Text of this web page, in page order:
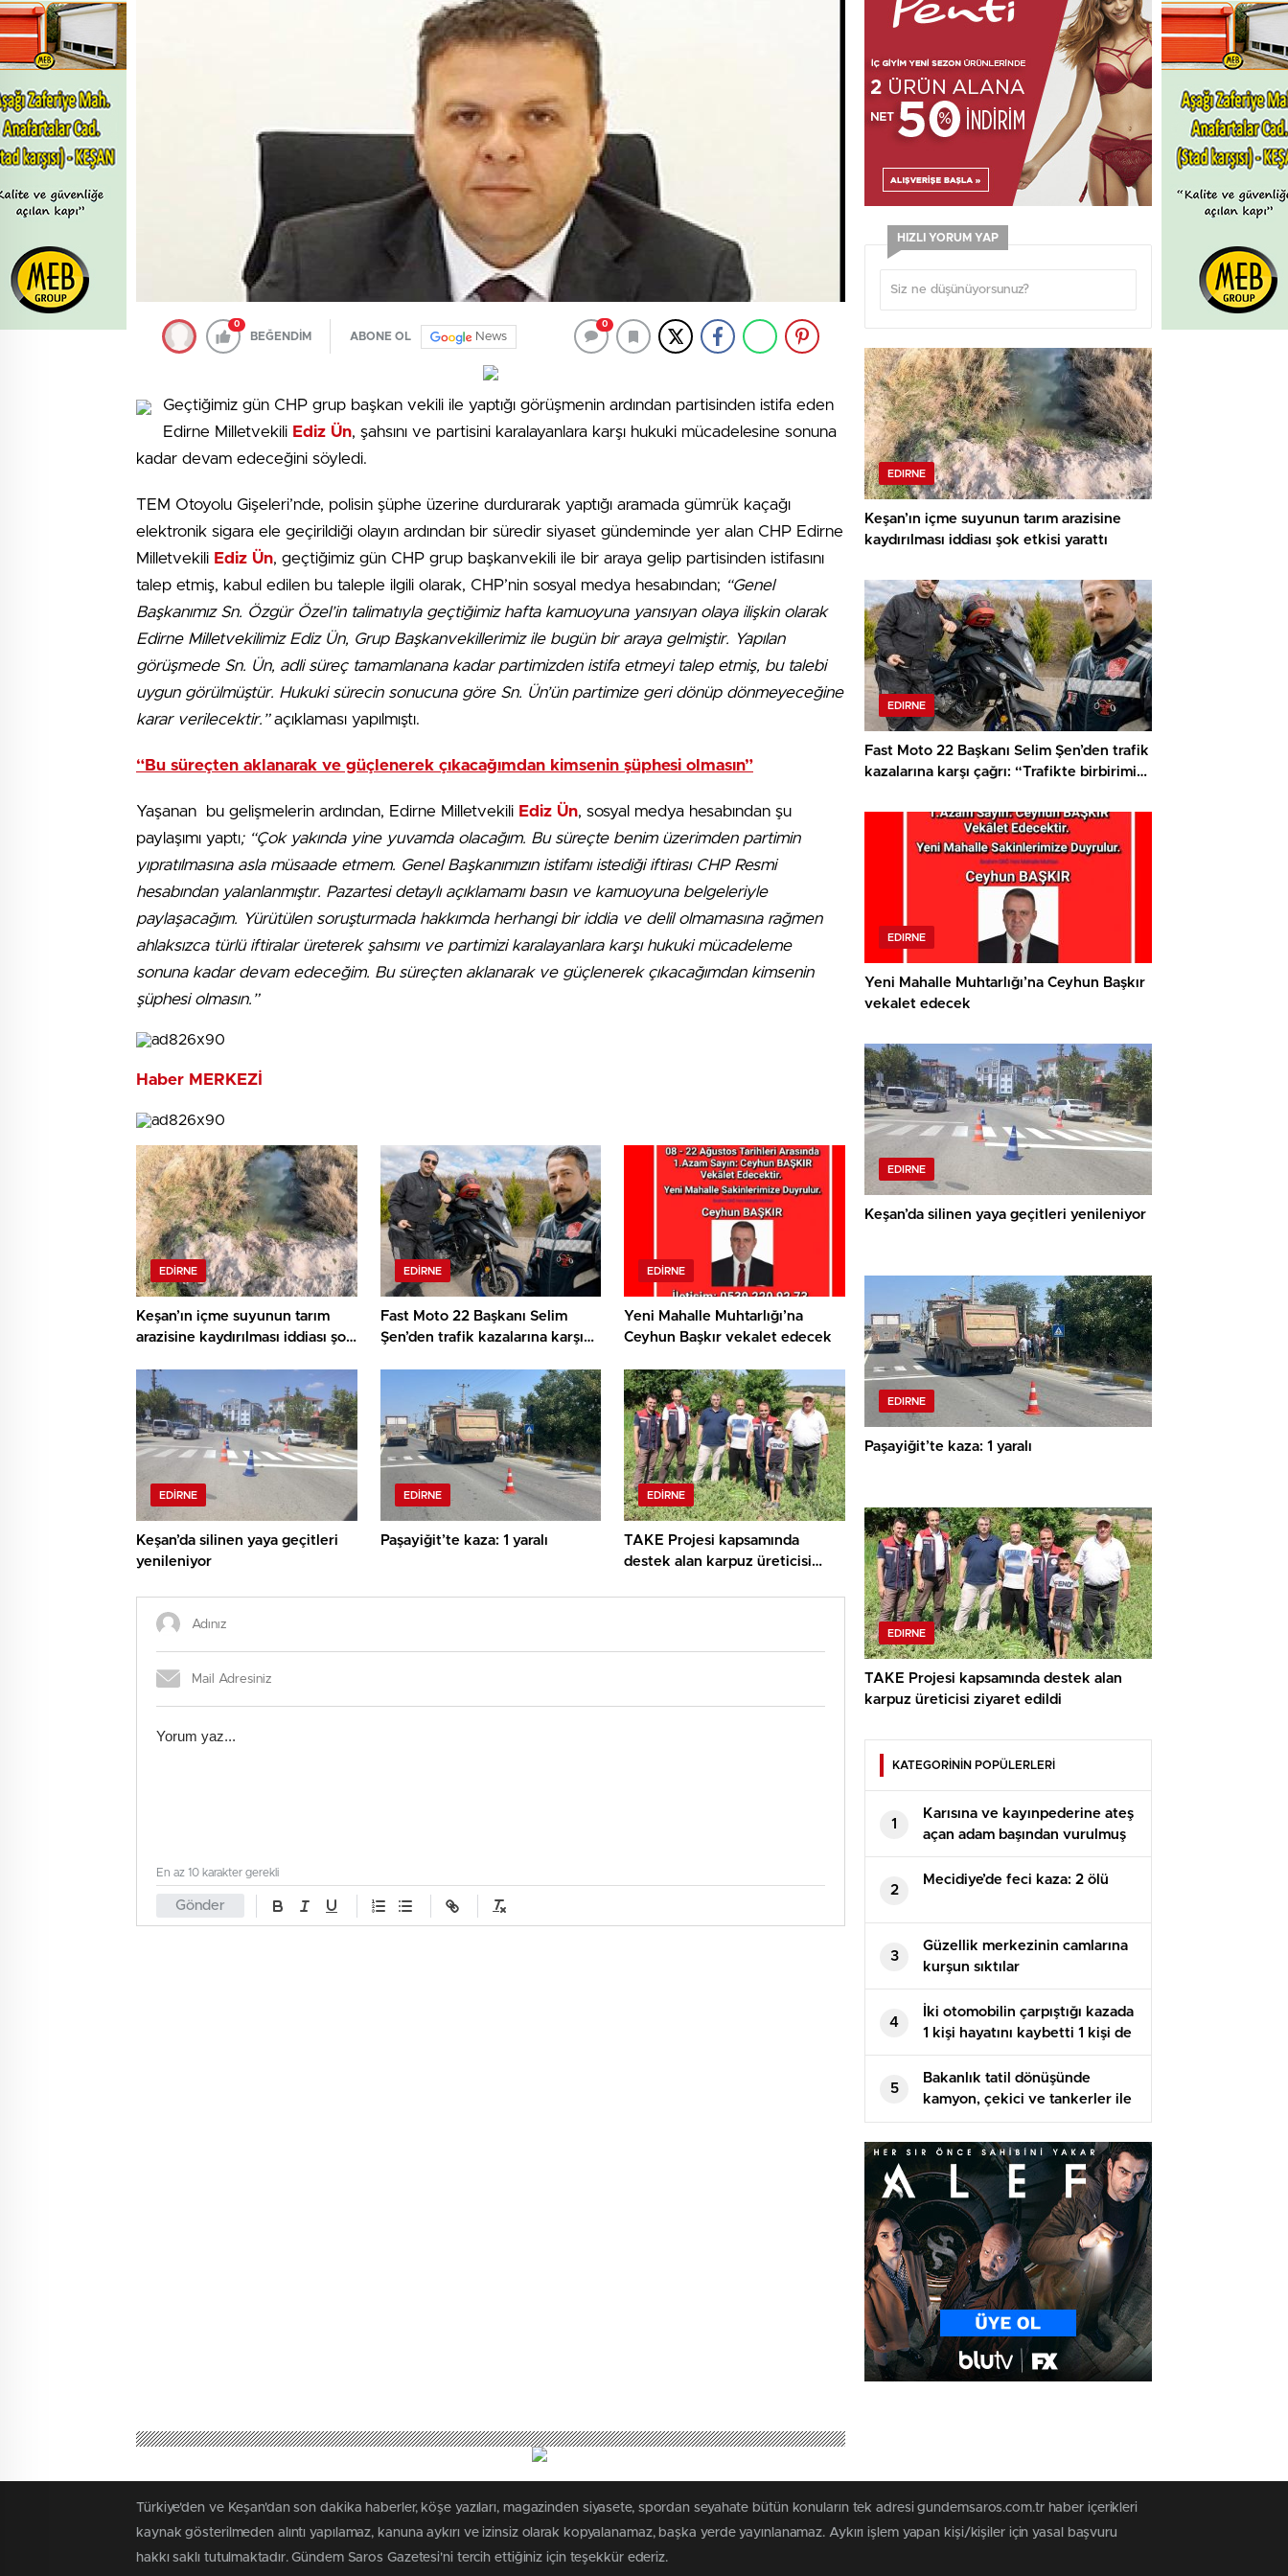
0
BEĞENDİM ABONE OL News
0
Geçtiğimiz gün CHP grup başkan vekili ile yaptığı görüşmenin ardından partisinden istifa eden
Edirne Milletvekili Ediz Ün, şahsını ve partisini karalayanlara karşı hukuki mücadelesine sonuna
kadar devam edeceğini söyledi.
TEM Otoyolu Gişeleri’nde, polisin şüphe üzerine durdurarak yaptığı aramada gümrük kaçağı
elektronik sigara ele geçirildiği olayın ardından bir süredir siyaset gündeminde yer alan CHP Edirne
Milletvekili Ediz Ün, geçtiğimiz gün CHP grup başkanvekili ile bir araya gelip partisinden istifasını
talep etmiş, kabul edilen bu taleple ilgili olarak, CHP’nin sosyal medya hesabından; “Genel
Başkanımız Sn. Özgür Özel’in talimatıyla geçtiğimiz hafta kamuoyuna yansıyan olaya ilişkin olarak
Edirne Milletvekilimiz Ediz Ün, Grup Başkanvekillerimiz ile bugün bir araya gelmiştir. Yapılan
görüşmede Sn. Ün, adli süreç tamamlanana kadar partimizden istifa etmeyi talep etmiş, bu talebi
uygun görülmüştür. Hukuki sürecin sonucuna göre Sn. Ün’ün partimize geri dönüp dönmeyeceğine
karar verilecektir.”açıklaması yapılmıştı.
“Bu süreçten aklanarak ve güçlenerek çıkacağımdan kimsenin şüphesi olmasın”
Yaşanan bu gelişmelerin ardından, Edirne Milletvekili Ediz Ün, sosyal medya hesabından şu
paylaşımı yaptı; “Çok yakında yine yuvamda olacağım. Bu süreçte benim üzerimden partimin
yıpratılmasına asla müsaade etmem. Genel Başkanımızın istifamı istediği iftirası CHP Resmi
hesabından yalanlanmıştır. Pazartesi detaylı açıklamamı basın ve kamuoyuna belgeleriyle
paylaşacağım. Yürütülen soruşturmada hakkımda herhangi bir iddia ve delil olmamasına rağmen
ahlaksızca türlü iftiralar üreterek şahsımı ve partimizi karalayanlara karşı hukuki mücadeleme
sonuna kadar devam edeceğim. Bu süreçten aklanarak ve güçlenerek çıkacağımdan kimsenin
şüphesi olmasın.”
Haber MERKEZİ
EDIRNE
Keşan’ın içme suyunun tarım
arazisine kaydırılması iddiası şok
EDIRNE
Fast Moto 22 Başkanı Selim
Şen’den trafik kazalarına karşı
etmek zorundayız”
EDIRNE
Yeni Mahalle Muhtarlığı’na
Ceyhun Başkır vekalet edecek
EDIRNE
Keşan’da silinen yaya geçitleri
yenileniyor
EDIRNE
Paşayiğit’te kaza: 1 yaralı
EDIRNE
TAKE Projesi kapsamında
destek alan karpuz üreticisi
Gönder
En az 10 karakter gerekli
HIZLI YORUM YAP
EDIRNE
Keşan’ın içme suyunun tarım arazisine
kaydırılması iddiası şok etkisi yarattı
EDIRNE
Fast Moto 22 Başkanı Selim Şen’den trafik
kazalarına karşı çağrı: “Trafikte birbirimizi
EDIRNE
Yeni Mahalle Muhtarlığı’na Ceyhun Başkır
vekalet edecek
EDIRNE
Keşan’da silinen yaya geçitleri yenileniyor
EDIRNE
Paşayiğit’te kaza: 1 yaralı
EDIRNE
TAKE Projesi kapsamında destek alan
karpuz üreticisi ziyaret edildi
KATEGORİNİN POPÜLERLERİ
1
Karısına ve kayınpederine ateş
açan adam başından vurulmuş
halde bulundu
2
Mecidiye’de feci kaza: 2 ölü
3
Güzellik merkezinin camlarına
kurşun sıktılar
4
İki otomobilin çarpıştığı kazada
1 kişi hayatını kaybetti 1 kişi de
yaralandı
5
Bakanlık tatil dönüşünde
kamyon, çekici ve tankerler ile
ilgili karar aldı
Türkiye'den ve Keşan'dan son dakika haberler, köşe yazıları, magazinden siyasete, spordan seyahate bütün konuların tek adresi gundemsaros.com.tr haber içerikleri
kaynak gösterilmeden alıntı yapılamaz, kanuna aykırı ve izinsiz olarak kopyalanamaz, başka yerde yayınlanamaz. Aykırı işlem yapan kişi/kişiler için yasal başvuru
hakkı saklı tutulmaktadır. Gündem Saros Gazetesi'ni tercih ettiğiniz için teşekkür ederiz.